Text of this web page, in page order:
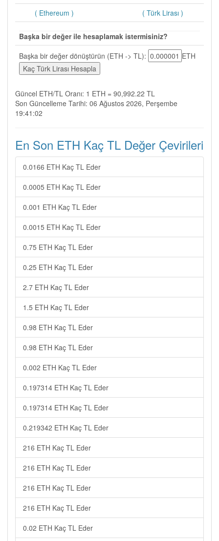
( Ethereum ) ( Türk Lirası )
Başka bir değer ile hesaplamak istermisiniz?
Başka bir değer dönüştürün (ETH -> TL):
ETH
Güncel ETH/TL Oranı: 1 ETH = 90,992.22 TL
Son Güncelleme Tarihi: 06 Ağustos 2026, Perşembe
19:41:02
En Son ETH Kaç TL Değer Çevirileri
0.0166 ETH Kaç TL Eder
0.0005 ETH Kaç TL Eder
0.001 ETH Kaç TL Eder
0.0015 ETH Kaç TL Eder
0.75 ETH Kaç TL Eder
0.25 ETH Kaç TL Eder
2.7 ETH Kaç TL Eder
1.5 ETH Kaç TL Eder
0.98 ETH Kaç TL Eder
0.98 ETH Kaç TL Eder
0.002 ETH Kaç TL Eder
0.197314 ETH Kaç TL Eder
0.197314 ETH Kaç TL Eder
0.219342 ETH Kaç TL Eder
216 ETH Kaç TL Eder
216 ETH Kaç TL Eder
216 ETH Kaç TL Eder
216 ETH Kaç TL Eder
0.02 ETH Kaç TL Eder